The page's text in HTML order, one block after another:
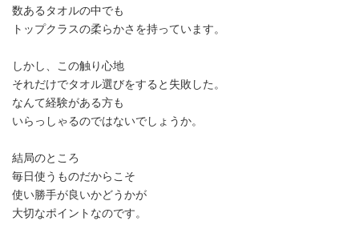
数あるタオルの中でも
トップクラスの柔らかさを持っています。
しかし、この触り心地
それだけでタオル選びをすると失敗した。
なんて経験がある方も
いらっしゃるのではないでしょうか。
結局のところ
毎日使うものだからこそ
使い勝手が良いかどうかが
大切なポイントなのです。